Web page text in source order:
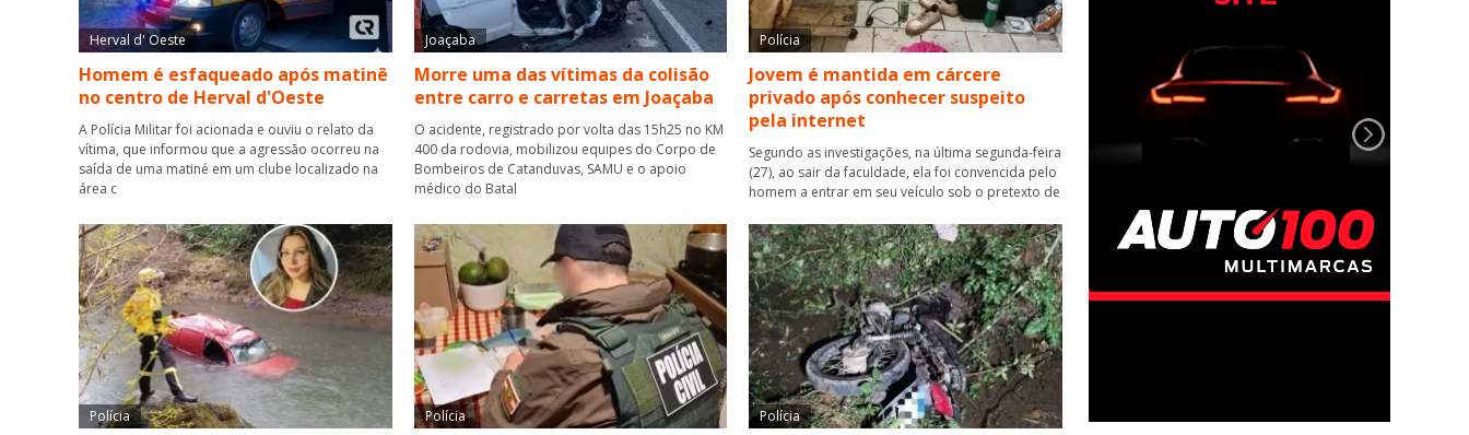
Herval d' Oeste
Homem é esfaqueado após matinê
no centro de Herval d'Oeste
A Polícia Militar foi acionada e ouviu o relato da
vítima, que informou que a agressão ocorreu na
saída de uma matiné em um clube localizado na
área c
Joaçaba
Morre uma das vítimas da colisão
entre carro e carretas em Joaçaba
O acidente, registrado por volta das 15h25 no KM
400 da rodovia, mobilizou equipes do Corpo de
Bombeiros de Catanduvas, SAMU e o apoio
médico do Batal
Polícia
Jovem é mantida em cárcere
privado após conhecer suspeito
pela internet
Segundo as investigações, na última segunda-feira
(27), ao sair da faculdade, ela foi convencida pelo
homem a entrar em seu veículo sob o pretexto de
Polícia Polícia Polícia